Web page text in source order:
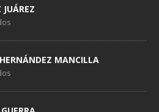
JUÁREZ
MANCILLA